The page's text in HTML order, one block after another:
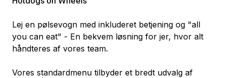
Lej en pølsevogn med inkluderet betjening og "all
you can eat" - En bekvem løsning for jer, hvor alt
håndteres af vores team.
Vores standardmenu tilbyder et bredt udvalg af